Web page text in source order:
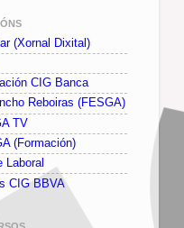
(Xornal Dixital)
CIG Banca
Reboiras (FESGA)
TV
(Formación)
Laboral
CIG BBVA